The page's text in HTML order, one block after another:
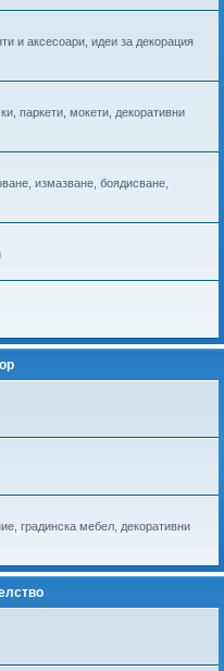
и аксесоари, идеи за декорация
паркети, мокети, декоративни
измазване, боядисване,
градинска мебел, декоративни